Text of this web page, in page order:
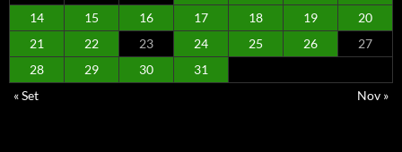
14
15 16 17 18 19
20
21
22 23 24 25 26
27
28
29 30
31
« Set
Nov »